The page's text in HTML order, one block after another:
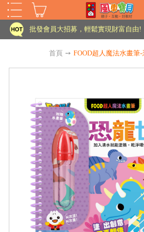
批發會員大招募，輕鬆實現財富自由!
老師您好!!幼教會員火熱招募中~
批發會員大招募，輕鬆實現財富自由!
老師您好!!幼教會員火熱招募中~
海外購物免煩惱！點我查看『海外購
首頁 ➙ FOOD超人魔法水畫筆